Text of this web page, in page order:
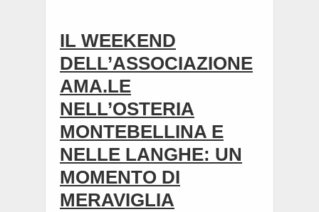
IL WEEKEND
DELL’ASSOCIAZIONE
AMA.LE
NELL’OSTERIA
MONTEBELLINA E
NELLE LANGHE: UN
MOMENTO DI
MERAVIGLIA